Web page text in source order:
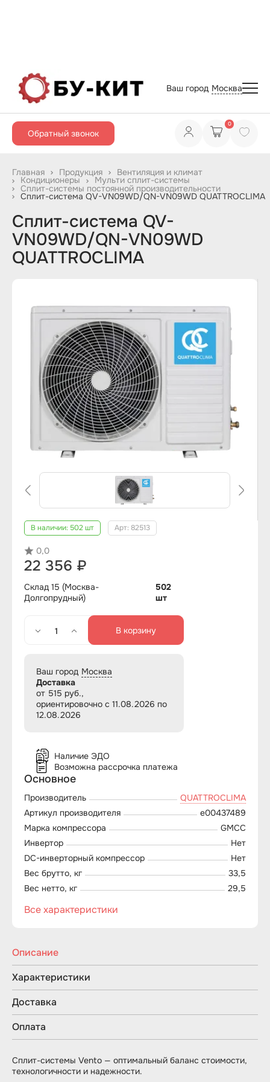
Ваш город Москва
Обратный звонок
0
Главная Продукция Вентиляция и климат
Кондиционеры Мульти сплит-системы
Сплит-системы постоянной производительности
Сплит-система QV-VN09WD/QN-VN09WD QUATTROCLIMA
Сплит-система QV-
VN09WD/QN-VN09WD
QUATTROCLIMA
Основное
Производитель
QUATTROCLIMA
Артикул производителя
e00437489
Марка компрессора
GMCC
Инвертор
Нет
DC-инверторный компрессор
Нет
Вес брутто, кг
33,5
Вес нетто, кг
29,5
Все характеристики
В наличии: 502 шт Арт: 82513
0,0
22 356 ₽
Склад 15 (Москва-
Долгопрудный)
502
шт
В корзину
Ваш город Москва
Доставка
от 515 руб.,
ориентировочно с 11.08.2026 по
12.08.2026
Наличие ЭДО
Возможна рассрочка платежа
Описание
Характеристики
Доставка
Оплата
Сплит-системы Vento — оптимальный баланс стоимости,
технологичности и надежности.